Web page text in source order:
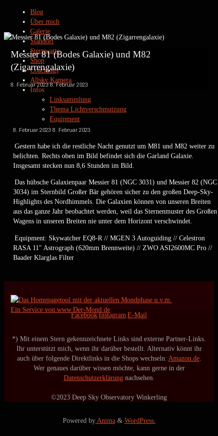
Blog
Über mich
Galerie
Standort
Sternwarte
Shop
Coachings
Allsky Kamera
Infos
Linksammlung
Thema Lichtverschmutzung
Equipment
Datenschutz
Impressum
Privatsternwarte Winkerling
by www.heinerweiss.de
Messier 81 (Bodes Galaxie) und M82
(Zigarrengalaxie)
8. Februar 20238. Februar 2023
8. Februar 2023 8. Februar 2023
Gestern habe ich die restliche Nacht genutzt um M81 und M82 weiter zu
belichten. Rechts oben im Bild befindet sich die Garland Galaxie.
Insgesamt stecken nun 8,6 Stunden im Bild.
Das hübsche Galaxienpaar Messier 81 (NGC 3031) und Messier 82 (NGC
3034) im Sternbild Großer Bär gehören sicher zu den großen Deep-Sky-
Highlights des Nordhimmels. Die Galaxien können von unseren Breiten
aus das ganze Jahr beobachtet werden, weil das Sternenmuster des Großen
Wagens in unseren Breiten nie unter dem Horizont verschwindet.
Equipment: Skywatcher EQ8-R // MGEN 3 Autoguiding // Celestron
RASA 11″ Astrograph (620mm Brennweite) // ZWO ASI2600MC Pro //
Baader Klarglas Filter
Ein Service von www.Der-Mond.de
FacebookInstagram E-Mail
*) Mit einem Stern gekennzeichnete Links sind externe Partner-Links.
Ihr unterstützt mich, wenn ihr darüber bestellt. Alternativ könnt ihr
auch über folgende Direktlinks in die Shops wechseln: Amazon.de.
Wer genaues darüber wissen möchte, kann gerne in der
Datenschutzerklärungnachsehen.
©2023 Deep Sky Observatory Winkerling
Powered byAnima& WordPress.